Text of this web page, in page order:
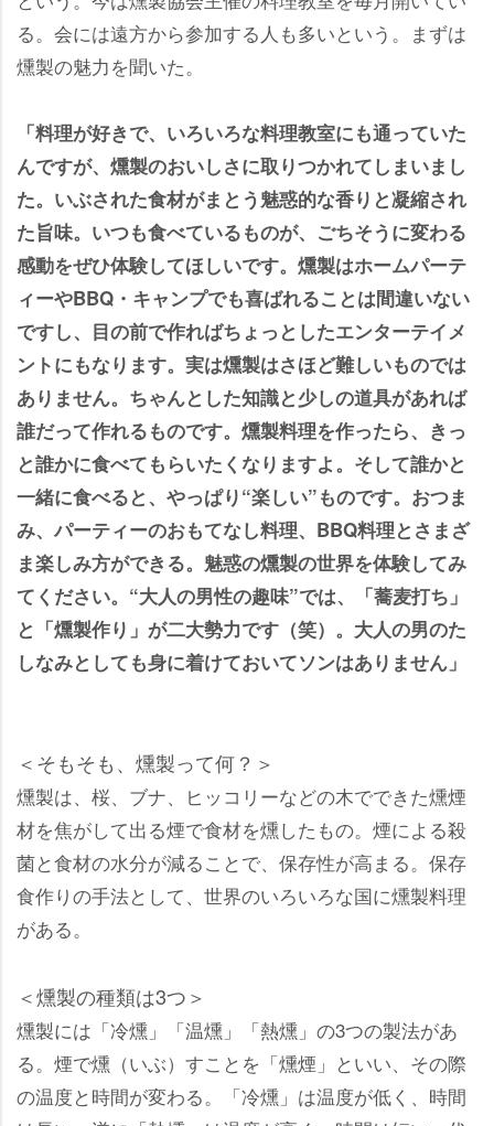
る。会には遠方から参加する人も多いという。まずは
燻製の魅力を聞いた。
「料理が好きで、いろいろな料理教室にも通っていた
んですが、燻製のおいしさに取りつかれてしまいまし
た。いぶされた食材がまとう魅惑的な香りと凝縮され
た旨味。いつも食べているものが、ごちそうに変わる
感動をぜひ体験してほしいです。燻製はホームパーテ
ィーやBBQ・キャンプでも喜ばれることは間違いない
ですし、目の前で作ればちょっとしたエンターテイメ
ントにもなります。実は燻製はさほど難しいものでは
ありません。ちゃんとした知識と少しの道具があれば
誰だって作れるものです。燻製料理を作ったら、きっ
と誰かに食べてもらいたくなりますよ。そして誰かと
一緒に食べると、やっぱり“楽しい”ものです。おつま
み、パーティーのおもてなし料理、BBQ料理とさまざ
ま楽しみ方ができる。魅惑の燻製の世界を体験してみ
てください。“大人の男性の趣味”では、「蕎麦打ち」
と「燻製作り」が二大勢力です（笑）。大人の男のた
しなみとしても身に着けておいてソンはありません」
＜そもそも、燻製って何？＞
燻製は、桜、ブナ、ヒッコリーなどの木でできた燻煙
材を焦がして出る煙で食材を燻したもの。煙による殺
菌と食材の水分が減ることで、保存性が高まる。保存
食作りの手法として、世界のいろいろな国に燻製料理
がある。
＜燻製の種類は3つ＞
燻製には「冷燻」「温燻」「熱燻」の3つの製法があ
る。煙で燻（いぶ）すことを「燻煙」といい、その際
の温度と時間が変わる。「冷燻」は温度が低く、時間